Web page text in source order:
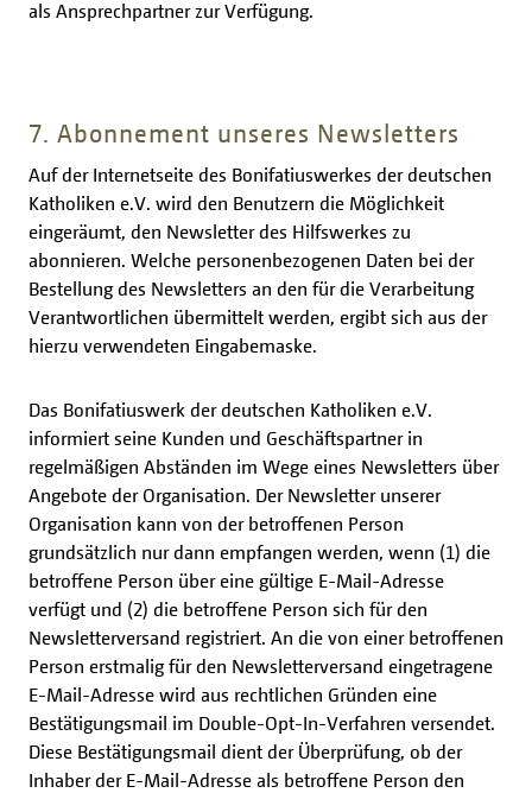
als Ansprechpartner zur Verfügung.
7. Abonnement unseres Newsletters
Auf der Internetseite des Bonifatiuswerkes der deutschen
Katholiken e.V. wird den Benutzern die Möglichkeit
eingeräumt, den Newsletter des Hilfswerkes zu
abonnieren. Welche personenbezogenen Daten bei der
Bestellung des Newsletters an den für die Verarbeitung
Verantwortlichen übermittelt werden, ergibt sich aus der
hierzu verwendeten Eingabemaske.
Das Bonifatiuswerk der deutschen Katholiken e.V.
informiert seine Kunden und Geschäftspartner in
regelmäßigen Abständen im Wege eines Newsletters über
Angebote der Organisation. Der Newsletter unserer
Organisation kann von der betroffenen Person
grundsätzlich nur dann empfangen werden, wenn (1) die
betroffene Person über eine gültige E-Mail-Adresse
verfügt und (2) die betroffene Person sich für den
Newsletterversand registriert. An die von einer betroffenen
Person erstmalig für den Newsletterversand eingetragene
E-Mail-Adresse wird aus rechtlichen Gründen eine
Bestätigungsmail im Double-Opt-In-Verfahren versendet.
Diese Bestätigungsmail dient der Überprüfung, ob der
Inhaber der E-Mail-Adresse als betroffene Person den